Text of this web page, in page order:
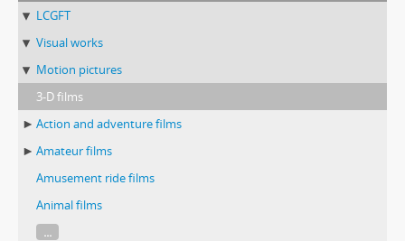
LCGFT
Visual works
Motion pictures
3-D films
Action and adventure films
Amateur films
Amusement ride films
Animal films
...